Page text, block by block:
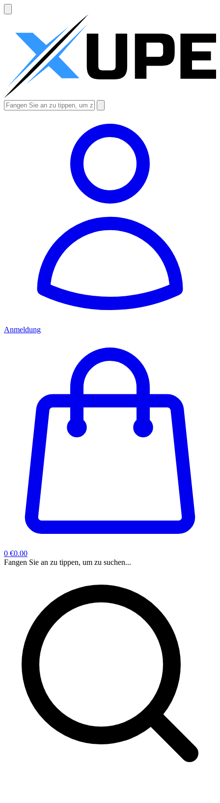
Anmeldung
0 €0.00
Fangen Sie an zu tippen, um zu suchen...